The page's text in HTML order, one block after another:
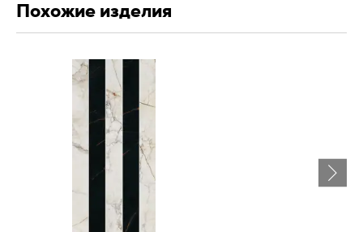
Похожие изделия